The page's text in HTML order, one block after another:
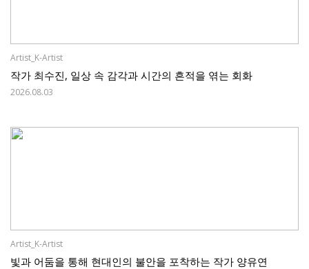
Artist_K-Artist
작가 최수진, 일상 속 감각과 시간의 흔적을 엮는 회화
2026.08.03
Artist_K-Artist
빛과 어둠을 통해 현대인의 불안을 포착하는 작가 양유연